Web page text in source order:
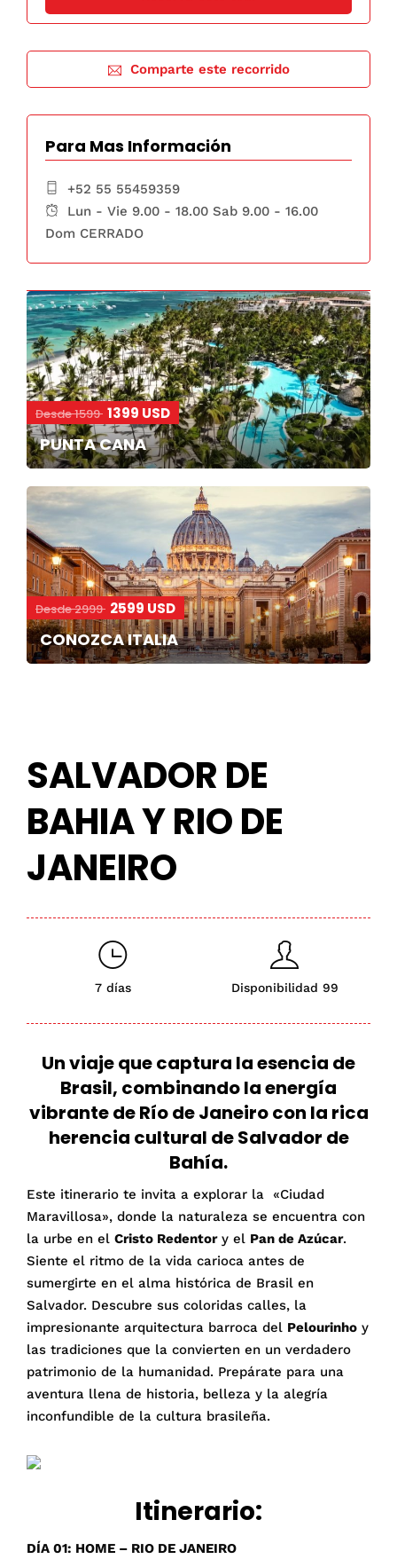
Comparte este recorrido
Para Mas Información
+52 55 55459359
Lun - Vie 9.00 - 18.00 Sab 9.00 - 16.00
Dom CERRADO
Desde 1599 1399 USD
PUNTA CANA
Desde 2999 2599 USD
CONOZCA ITALIA
SALVADOR DE
BAHIA Y RIO DE
JANEIRO
7 días Disponibilidad 99
Un viaje que captura la esencia de
Brasil, combinando la energía
vibrante deRío de Janeirocon la rica
herencia cultural deSalvador de
Bahía.
Este itinerario te invita a explorar la «Ciudad
Maravillosa», donde la naturaleza se encuentra con
la urbe en el Cristo Redentory el Pan de Azúcar.
Siente el ritmo de la vida carioca antes de
sumergirte en el alma histórica de Brasil en
Salvador. Descubre sus coloridas calles, la
impresionante arquitectura barroca del Pelourinho y
las tradiciones que la convierten en un verdadero
patrimonio de la humanidad. Prepárate para una
aventura llena de historia, belleza y la alegría
inconfundible de la cultura brasileña.
Itinerario:
DÍA 01: HOME – RIO DE JANEIRO